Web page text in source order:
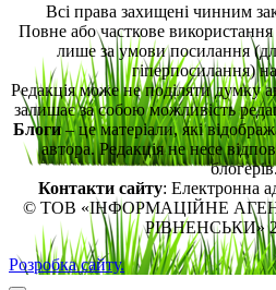
Всі права захищені чинним
Повне або часткове
лише за умови посилання
гіперпосилання)
Редакція може не поділяти думку
залишає за собою можливість
Блоги– це матеріали, які
автора. Редакція не несе
Контакти сайту: Електронна
© ТОВ «ІНФОРМАЦІЙНЕ
РІВНЕНСЬКИ»
Розробка сайту.